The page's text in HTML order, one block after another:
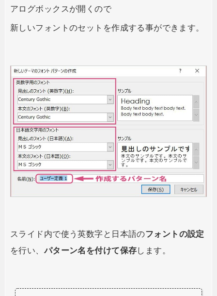
アログボックスが開くので
新しいフォントのセットを作成する事ができます。
スライド内で使う英数字と日本語のフォントの設定
を行い、パターン名を付けて保存します。